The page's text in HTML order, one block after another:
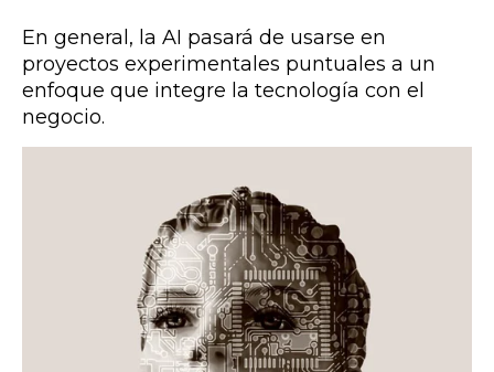
En general, la AI pasará de usarse en
proyectos experimentales puntuales a un
enfoque que integre la tecnología con el
negocio.